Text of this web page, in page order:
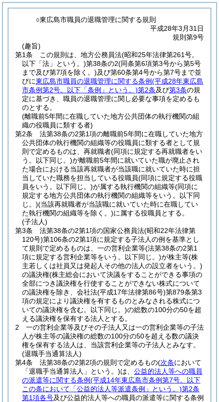
○東広島市職員の退職管理に関する規則
平成28年3月31日
規則第9号
(趣旨)
第1条
この規則は、地方公務員法(昭和25年法律第261号。
以下「法」という。)第38条の2(同条第6項第3号から第5号
まで及び第7項を除く。)及び第60条第4号から第7号まで並
びに東広島市職員の退職管理に関する条例(平成28年東広島
市条例第2号。以下「条例」という。)第2条及び第3条の規
定に基づき、職員の退職管理に関し必要な事項を定めるも
のとする。
(離職前5年間に在職していた地方公共団体の執行機関の組
織の役職員に類する者)
第2条
法第38条の2第1項の離職前5年間に在職していた地方
公共団体の執行機関の組織等の役職員に類する者として規
則で定めるものは、再就職者(同項に規定する再就職者をい
う。以下同じ。)が離職前5年間に就いていた職が廃止され
た場合における当該再就職者が当該職に就いていた時に担
当していた職務を担当している役職員(同項に規定する役職
員をいう。以下同じ。)が属する執行機関の組織等(同項に
規定する地方公共団体の執行機関の組織等をいう。以下同
じ。)(当該再就職者が当該職に就いていた時に在職してい
た執行機関の組織等を除く。)に属する役職員とする。
(子法人)
第3条
法第38条の2第1項の国家公務員法(昭和22年法律第
120号)第106条の2第1項に規定する子法人の例を基準とし
て規則で定めるものは、一の営利企業等(法第38条の2第1
項に規定する営利企業等をいう。以下同じ。)が株主等(株
主若しくは社員又は発起人その他の法人の設立者をいう。)
の議決権(株主総会において決議をすることができる事項の
全部につき議決権を行使することができない株式について
の議決権を除き、会社法(平成17年法律第86号)第879条第3
項の規定により議決権を有するものとみなされる株式につ
いての議決権を含む。以下同じ。)の総数の100分の50を超
える議決権を保有する法人とする。
2
一の営利企業等及びその子法人又は一の営利企業等の子法
人が株主等の議決権の総数の100分の50を超える数の議決
権を保有する法人は、当該営利企業等の子法人とみなす。
(退職手当通算法人)
第4条
法第38条の2第2項の規則で定めるもの(次条において
「退職手当通算法人」という。)は、 公益的法人等への職員
の派遣等に関する条例(平成14年東広島市条例第7号。以下
この条において「公益的法人等派遣条例」という。)第2条
第1項各号及び公益的法人等への職員の派遣等に関する条例